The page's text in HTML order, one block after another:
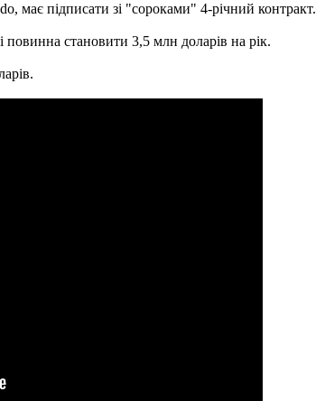
має підписати зі "сороками" 4-річний контракт.
становити 3,5 млн доларів на рік.